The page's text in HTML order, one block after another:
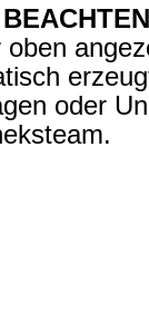
oben
oder